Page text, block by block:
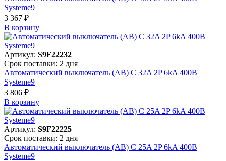
Systeme9
3 367 ₽
В корзинy
Артикул: S9F22232
Срок поставки: 2 дня
Автоматический выключатель (АВ) C 32A 2P 6kA 400В
Systeme9
3 806 ₽
В корзинy
Артикул: S9F22225
Срок поставки: 2 дня
Автоматический выключатель (АВ) C 25A 2P 6kA 400В
Systeme9